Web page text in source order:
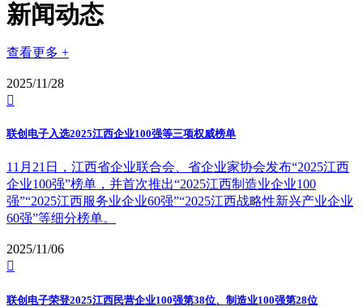
新闻动态
查看更多 +
2025/11/28

联创电子入选2025江西企业100强等三项权威榜单
11月21日，江西省企业联合会、省企业家协会发布“2025江西
企业100强”榜单，并首次推出“2025江西制造业企业100
强”“2025江西服务业企业60强”“2025江西战略性新兴产业企业
60强”等细分榜单。
2025/11/06

联创电子荣登2025江西民营企业100强第38位、制造业100强第28位